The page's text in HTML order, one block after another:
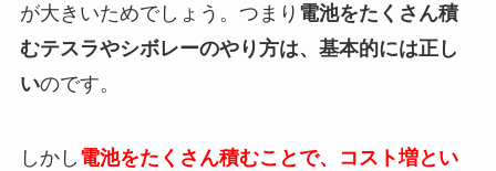
が大きいためでしょう。つまり 電池をたくさん積
むテスラやシボレーのやり方は、基本的には正し
いのです。
しかし 電池をたくさん積むことで、コスト増とい